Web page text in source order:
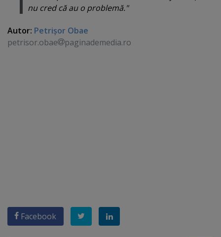
nu cred că au o problemă."
Autor: Petrişor Obae
petrisor.obae
paginademedia.ro
Facebook